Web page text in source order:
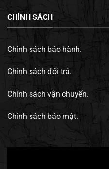
CHÍNH SÁCH
Chính sách bảo hành.
Chính sách đổi trả.
Chính sách vận chuyển.
Chính sách bảo mật.